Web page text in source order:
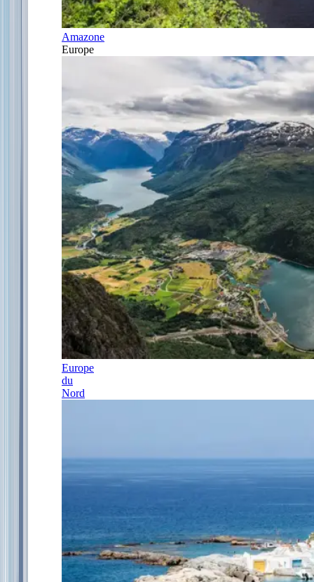
Amazone
Europe
Europe
du
Nord